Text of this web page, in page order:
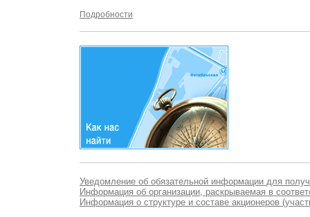
Подробности
Уведомление об обязательной информации для
Информация об организации, раскрываемая в
Информация о структуре и составе акционеров